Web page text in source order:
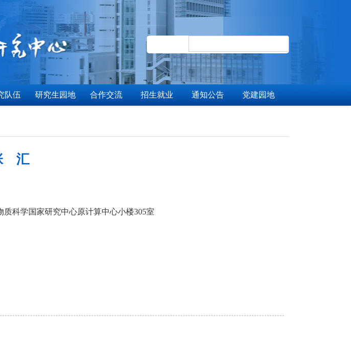
队伍 研究生园地 合作交流 招生就业 通知公告 党建园地
汇
科学国家研究中心原计算中心小楼305室